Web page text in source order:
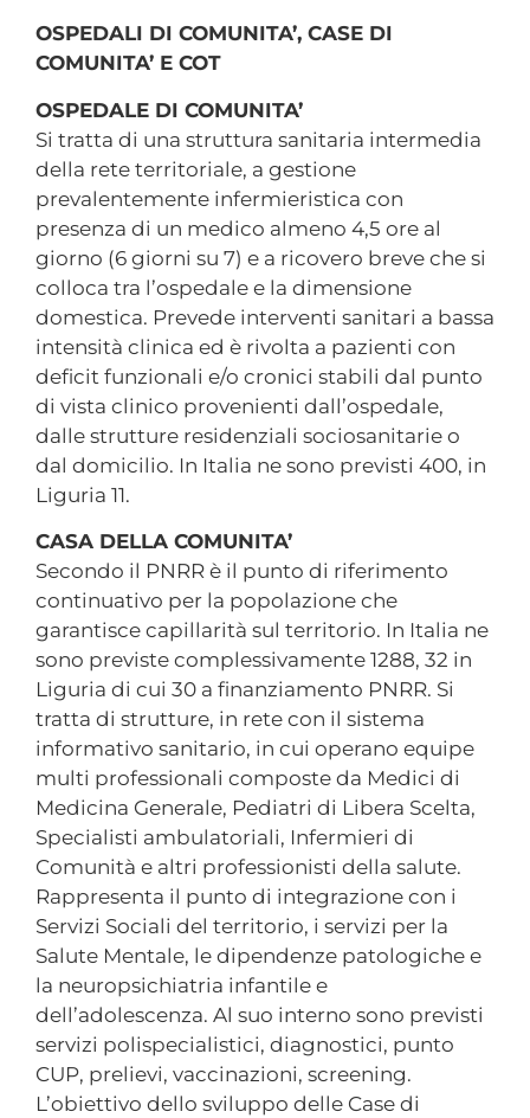
OSPEDALI DI COMUNITA’, CASE DI
COMUNITA’ E COT
OSPEDALE DI COMUNITA’
Si tratta di una struttura sanitaria intermedia
della rete territoriale, a gestione
prevalentemente infermieristica con
presenza di un medico almeno 4,5 ore al
giorno (6 giorni su 7) e a ricovero breve che si
colloca tra l’ospedale e la dimensione
domestica. Prevede interventi sanitari a bassa
intensità clinica ed è rivolta a pazienti con
deficit funzionali e/o cronici stabili dal punto
di vista clinico provenienti dall’ospedale,
dalle strutture residenziali sociosanitarie o
dal domicilio. In Italia ne sono previsti 400, in
Liguria 11.
CASA DELLA COMUNITA’
Secondo il PNRR è il punto di riferimento
continuativo per la popolazione che
garantisce capillarità sul territorio. In Italia ne
sono previste complessivamente 1288, 32 in
Liguria di cui 30 a finanziamento PNRR. Si
tratta di strutture, in rete con il sistema
informativo sanitario, in cui operano equipe
multi professionali composte da Medici di
Medicina Generale, Pediatri di Libera Scelta,
Specialisti ambulatoriali, Infermieri di
Comunità e altri professionisti della salute.
Rappresenta il punto di integrazione con i
Servizi Sociali del territorio, i servizi per la
Salute Mentale, le dipendenze patologiche e
la neuropsichiatria infantile e
dell’adolescenza. Al suo interno sono previsti
servizi polispecialistici, diagnostici, punto
CUP, prelievi, vaccinazioni, screening.
L’obiettivo dello sviluppo delle Case di